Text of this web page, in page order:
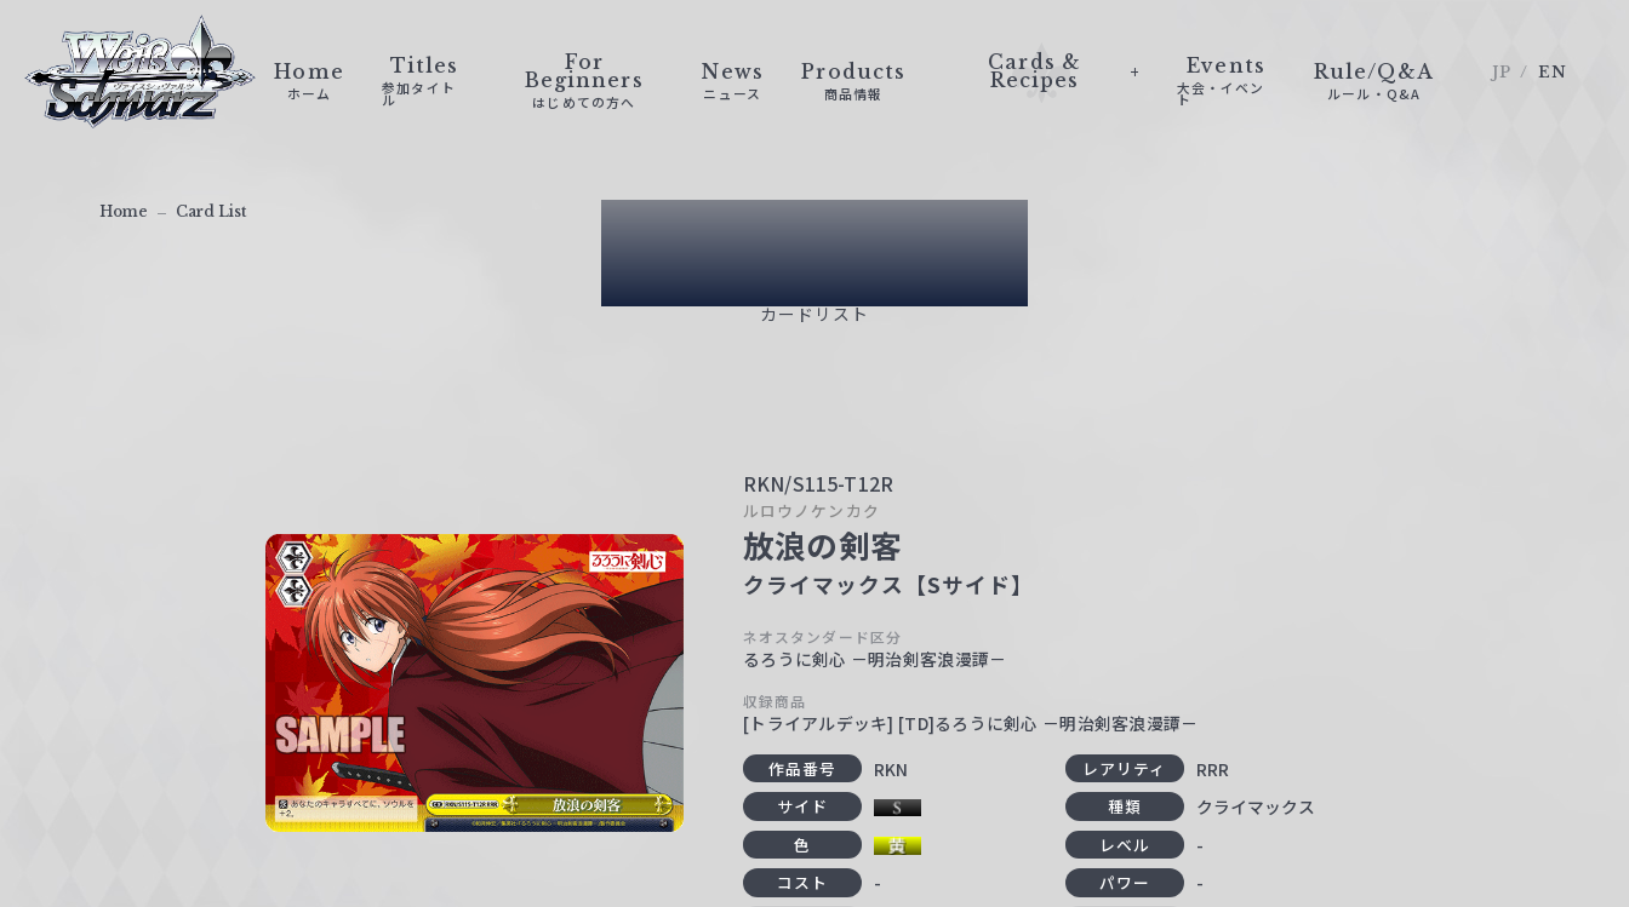
ァ
Home
ホーム
Titles
参加タイト
ル
For
Beginners
はじめての方へ
News
ニュース
Products
商品情報
Cards &
Recipes
Events
大会・イベン
ト
Rule/Q&A
ルール・Q&A
JP EN
Card List
カードリスト
Home Card List
RKN/S115-T12R
ルロウノケンカク
放浪の剣客
クライマックス【Sサイド】
ネオスタンダード区分
るろうに剣心 －明治剣客浪漫譚－
収録商品
[トライアルデッキ] [TD]るろうに剣心 －明治剣客浪漫譚－
作品番号 RKN レアリティ RRR
サイド 種類 クライマックス
色 レベル -
コスト - パワー -